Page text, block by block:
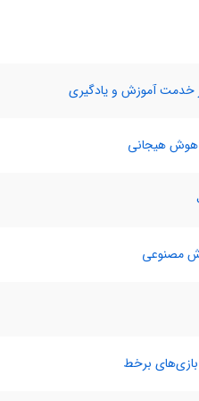
خدمت آموزش و یادگیری
هیجانی
مصنوعی
بازی‌های برخط